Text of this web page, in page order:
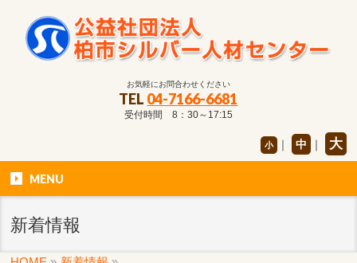
お気軽にお問合わせください
TEL 04-7166-6681
受付時間 8：30～17:15
小 ｜ 中 ｜ 大
MENU
新着情報